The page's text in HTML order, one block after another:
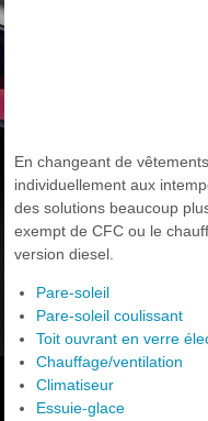
En changeant de
individuellement aux
des solutions beaucoup
exempt de CFC ou le
version diesel.
Pare-soleil
Pare-soleil coulissant
Toit ouvrant en verre
Chauffage/ventilation
Climatiseur
Essuie-glace